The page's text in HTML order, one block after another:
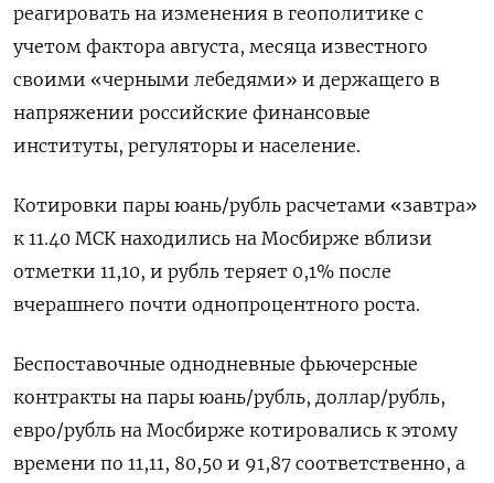
реагировать на изменения в геополитике с
учетом фактора августа, месяца известного
своими «черными лебедями» и держащего в
напряжении российские финансовые
институты, регуляторы и население.
Котировки пары юань/рубль расчетами «завтра»
к 11.40 МСК находились на Мосбирже вблизи
отметки 11,10, и рубль теряет 0,1% после
вчерашнего почти однопроцентного роста.
Беспоставочные однодневные фьючерсные
контракты на пары юань/рубль, доллар/рубль,
евро/рубль на Мосбирже котировались к этому
времени по 11,11, 80,50 и 91,87 соответственно, а